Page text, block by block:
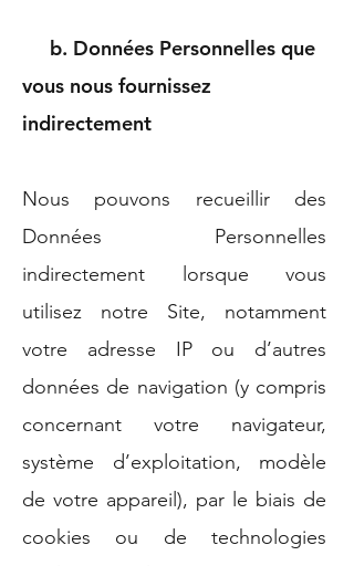
b. Données Personnelles que
vous nous fournissez
indirectement
Nous pouvons recueillir des
Données Personnelles
indirectement lorsque vous
utilisez notre Site, notamment
votre adresse IP ou d’autres
données de navigation (y compris
concernant votre navigateur,
système d’exploitation, modèle
de votre appareil), par le biais de
cookies ou de technologies